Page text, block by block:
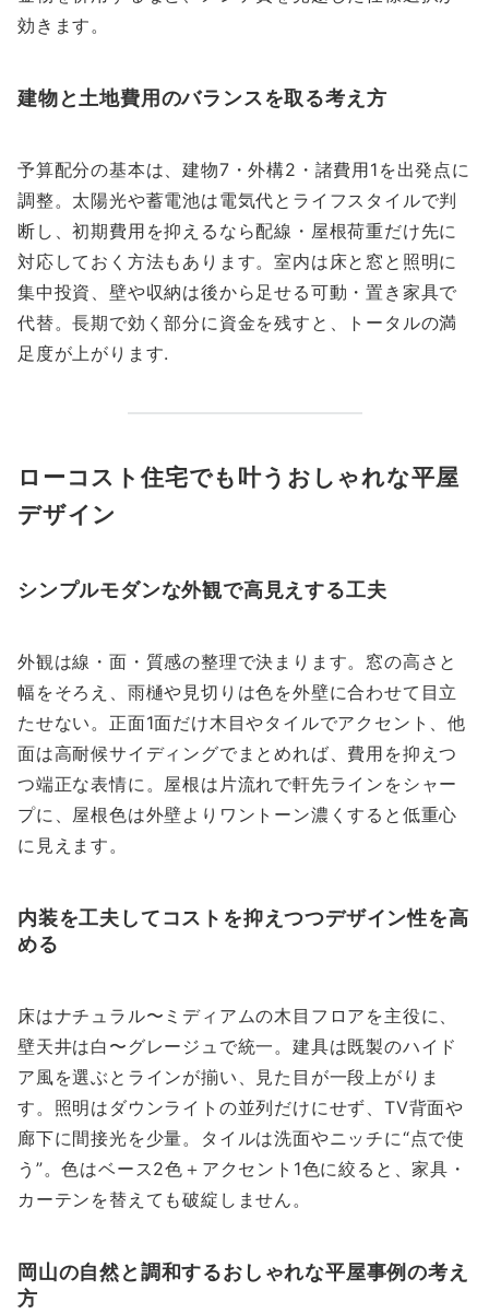
効きます。
建物と土地費用のバランスを取る考え方
予算配分の基本は、建物7・外構2・諸費用1を出発点に
調整。太陽光や蓄電池は電気代とライフスタイルで判
断し、初期費用を抑えるなら配線・屋根荷重だけ先に
対応しておく方法もあります。室内は床と窓と照明に
集中投資、壁や収納は後から足せる可動・置き家具で
代替。長期で効く部分に資金を残すと、トータルの満
足度が上がります.
ローコスト住宅でも叶うおしゃれな平屋
デザイン
シンプルモダンな外観で高見えする工夫
外観は線・面・質感の整理で決まります。窓の高さと
幅をそろえ、雨樋や見切りは色を外壁に合わせて目立
たせない。正面1面だけ木目やタイルでアクセント、他
面は高耐候サイディングでまとめれば、費用を抑えつ
つ端正な表情に。屋根は片流れで軒先ラインをシャー
プに、屋根色は外壁よりワントーン濃くすると低重心
に見えます。
内装を工夫してコストを抑えつつデザイン性を高
める
床はナチュラル〜ミディアムの木目フロアを主役に、
壁天井は白〜グレージュで統一。建具は既製のハイド
ア風を選ぶとラインが揃い、見た目が一段上がりま
す。照明はダウンライトの並列だけにせず、TV背面や
廊下に間接光を少量。タイルは洗面やニッチに“点で使
う”。色はベース2色＋アクセント1色に絞ると、家具・
カーテンを替えても破綻しません。
岡山の自然と調和するおしゃれな平屋事例の考え
方